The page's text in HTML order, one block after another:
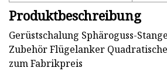
Produktbeschreibung
Gerüstschalung Sphäroguss-
Zubehör Flügelanker
zum Fabrikpreis